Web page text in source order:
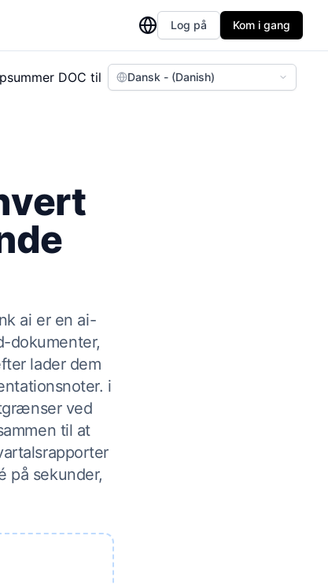
Log på Kom i gang
DOC til Dansk - (Danish)
ai er en ai-
dokumenter,
lader dem
i
ved
til at
på sekunder,